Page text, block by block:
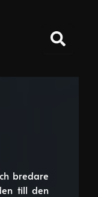
bredare
till den